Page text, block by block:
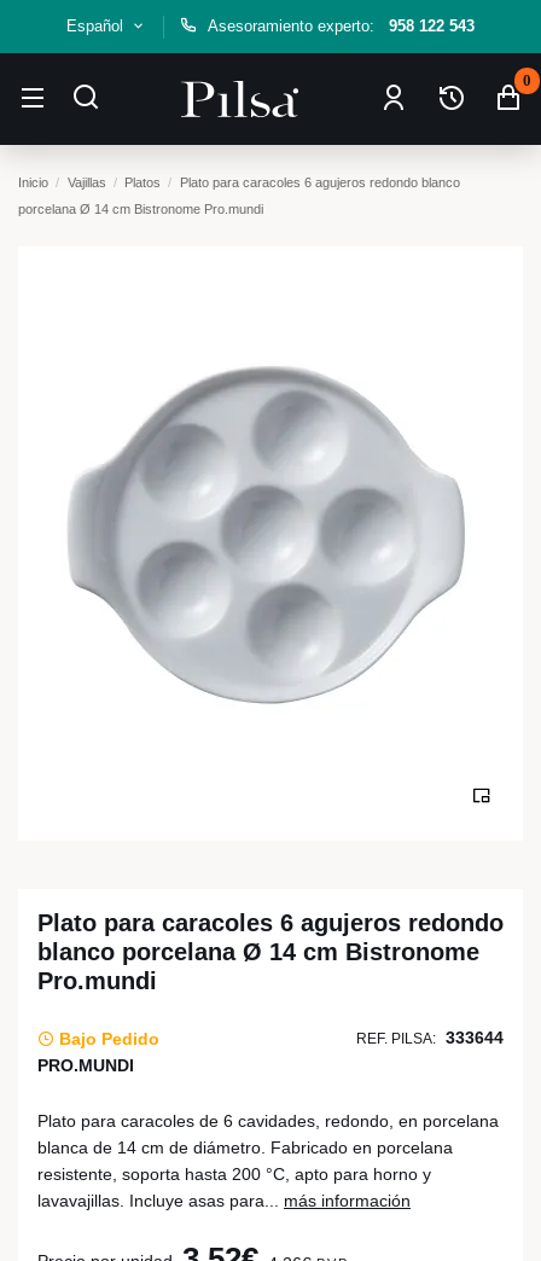
Español Asesoramiento experto: 958 122 543
0
Inicio Vajillas Platos
Plato para caracoles 6 agujeros redondo blanco
porcelana Ø 14 cm Bistronome Pro.mundi
Plato para caracoles 6 agujeros redondo
blanco porcelana Ø 14 cm Bistronome
Pro.mundi
Bajo Pedido REF. PILSA: 333644
PRO.MUNDI
Plato para caracoles de 6 cavidades, redondo, en porcelana
blanca de 14 cm de diámetro. Fabricado en porcelana
resistente, soporta hasta 200 °C, apto para horno y
lavavajillas. Incluye asas para... más información